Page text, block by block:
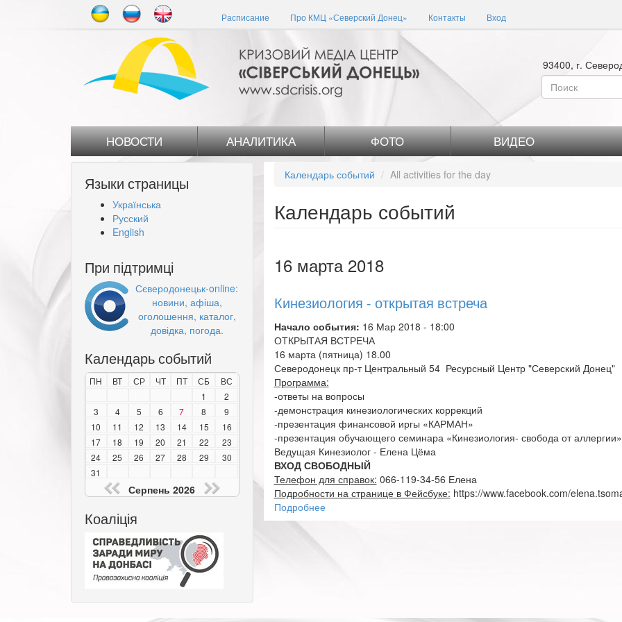
Расписание Про КМЦ «Северский Донец» Контакты Вход
93400, г.
Форма
поиска
НОВОСТИ АНАЛИТИКА ФОТО ВИДЕО
Языки страницы
Українська
Русский
English
При підтримці
Сєверодонецьк-online:
новини, афіша,
оголошення, каталог,
довідка, погода.
Календарь событий
ПН ВТ СР ЧТ ПТ СБ
ВС
1
2
3
4 5 6 7 8
9
10
11 12 13 14 15
16
17
18 19 20 21 22
23
24
25 26 27 28 29
30
31
Серпень 2026
Коаліція
Календарь событий All activities for the day
Календарь событий
16 марта 2018
Кинезиология - открытая встреча
Начало события: 16 Мар 2018 - 18:00
ОТКРЫТАЯ ВСТРЕЧА
16 марта (пятница) 18.00
Северодонецк пр-т Центральный 54 Ресурсный Центр "Северский Донец"
Программа:
-ответы на вопросы
-демонстрация кинезиологических коррекций
-презентация финансовой иргы «КАРМАН»
-презентация обучающего семинара «Кинезиология- свобода от аллергии»
Ведущая Кинезиолог - Елена Цёма
ВХОД СВОБОДНЫЙ
Телефон для справок: 066-119-34-56 Елена
Подробности на странице в Фейсбуке: https://www.facebook.com/
Подробнее